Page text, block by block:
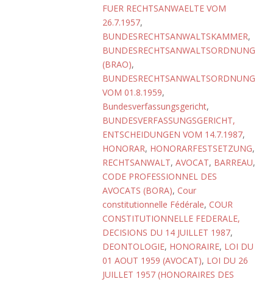
FUER RECHTSANWAELTE VOM
26.7.1957,
BUNDESRECHTSANWALTSKAMMER,
BUNDESRECHTSANWALTSORDNUNG
(BRAO),
BUNDESRECHTSANWALTSORDNUNG
VOM 01.8.1959,
Bundesverfassungsgericht,
BUNDESVERFASSUNGSGERICHT,
ENTSCHEIDUNGEN VOM 14.7.1987,
HONORAR, HONORARFESTSETZUNG,
RECHTSANWALT, AVOCAT, BARREAU,
CODE PROFESSIONNEL DES
AVOCATS (BORA), Cour
constitutionnelle Fédérale, COUR
CONSTITUTIONNELLE FEDERALE,
DECISIONS DU 14 JUILLET 1987,
DEONTOLOGIE, HONORAIRE, LOI DU
01 AOUT 1959 (AVOCAT), LOI DU 26
JUILLET 1957 (HONORAIRES DES